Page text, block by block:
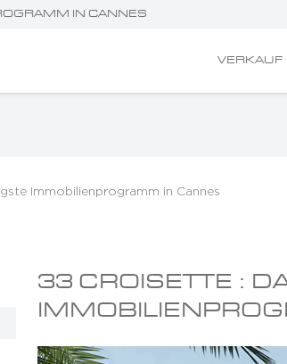
IN CANNES
VERKAUF
Immobilienprogramm in Cannes
33 CROISETTE :